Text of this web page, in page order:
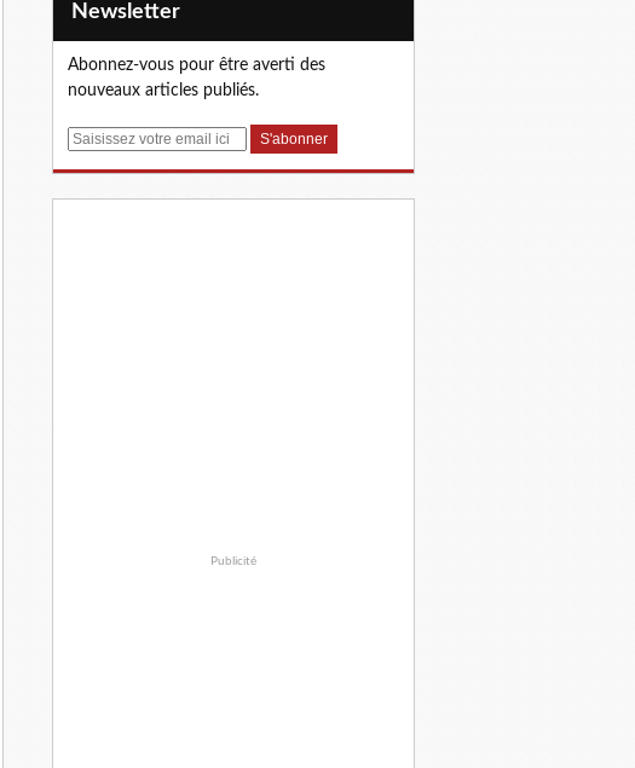
Newsletter
Abonnez-vous pour être averti des
nouveaux articles publiés.
E
Publicité